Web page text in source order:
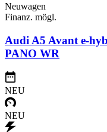
Neuwagen
Finanz. mögl.
Audi A5 Avant e-
PANO WR
NEU
NEU